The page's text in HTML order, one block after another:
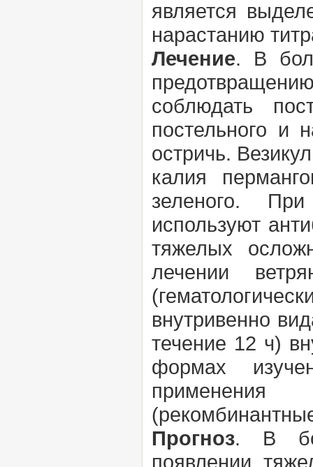
является
нарастанию
Лечение. В
соблюдать
постельного и
остричь.
калия
зеленого.
используют
тяжелых
лечении
внутривенно
течение 12 ч)
формах
применения
Прогноз. В
появлении